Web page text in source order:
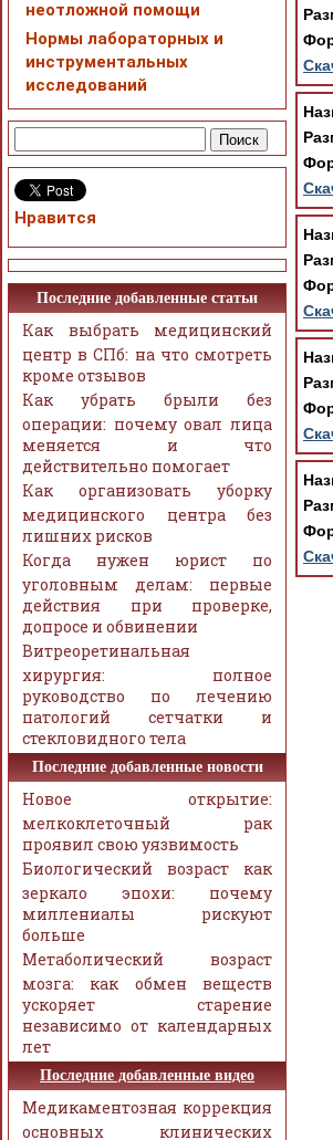
неотложной помощи
Нормы лабораторных и
инструментальных
исследований
Нравится
Последние добавленные статьи
Как выбрать медицинский
центр в СПб: на что смотреть
кроме отзывов
Как убрать брыли без
операции: почему овал лица
меняется и что
действительно помогает
Как организовать уборку
медицинского центра без
лишних рисков
Когда нужен юрист по
уголовным делам: первые
действия при проверке,
допросе и обвинении
Витреоретинальная
хирургия: полное
руководство по лечению
патологий сетчатки и
стекловидного тела
Последние добавленные новости
Новое открытие:
мелкоклеточный рак
проявил свою уязвимость
Биологический возраст как
зеркало эпохи: почему
миллениалы рискуют
больше
Метаболический возраст
мозга: как обмен веществ
ускоряет старение
независимо от календарных
лет
Последние добавленные видео
Медикаментозная коррекция
основных клинических